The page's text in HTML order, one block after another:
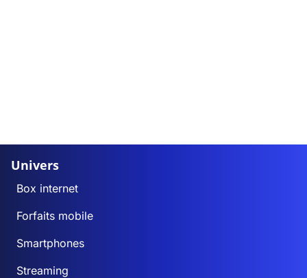
Univers
Box internet
Forfaits mobile
Smartphones
Streaming